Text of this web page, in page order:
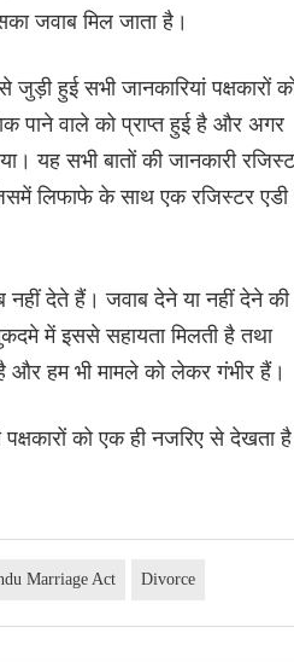
जवाब मिल जाता है।
हुई सभी जानकारियां पक्षकारों
पाने वाले को प्राप्त हुई है और अगर
यह सभी बातों की जानकारी
लिफाफे के साथ एक रजिस्टर एडी
देते हैं। जवाब देने या नहीं देने की
में इससे सहायता मिलती है तथा
और हम भी मामले को लेकर गंभीर हैं।
को एक ही नजरिए से देखता है
Marriage Act Divorce